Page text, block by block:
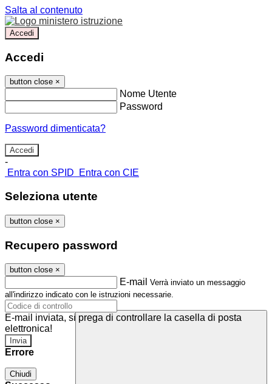
Salta al contenuto
Accedi
Accedi
button close ×
Nome Utente
Password
Password dimenticata?
-
Entra con SPID
Entra con CIE
Seleziona utente
button close ×
Recupero password
button close ×
E-mail Verrà inviato un messaggio
all'indirizzo indicato con le istruzioni necessarie.
E-mail inviata, si prega di controllare la casella di posta
elettronica!
Errore
Chiudi